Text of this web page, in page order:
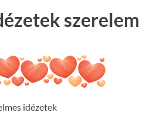
szerelem
idézetek